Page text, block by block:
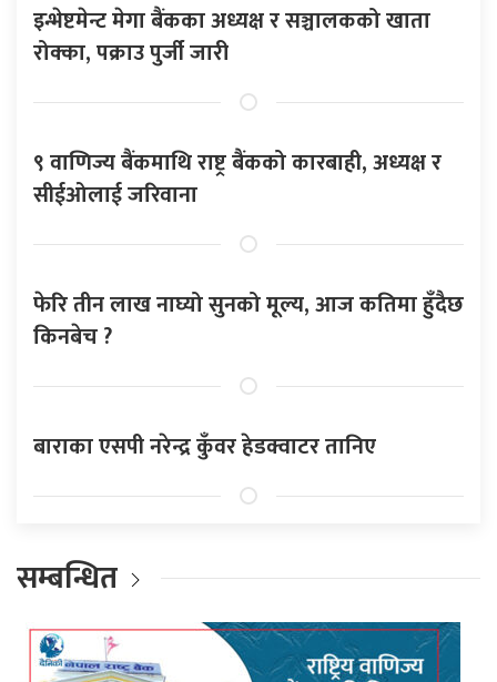
इन्भेष्टमेन्ट मेगा बैंकका अध्यक्ष र सञ्चालकको खाता
रोक्का, पक्राउ पुर्जी जारी
९ वाणिज्य बैंकमाथि राष्ट्र बैंकको कारबाही, अध्यक्ष र
सीईओलाई जरिवाना
फेरि तीन लाख नाघ्यो सुनको मूल्य, आज कतिमा हुँदैछ
किनबेच ?
बाराका एसपी नरेन्द्र कुँवर हेडक्वाटर तानिए
सम्बन्धित